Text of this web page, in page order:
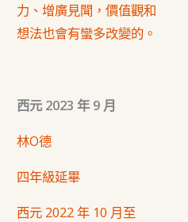
力、增廣見聞，價值觀和
想法也會有蠻多改變的。
西元 2023 年 9 月
林O德
四年級延畢
西元 2022 年 10 月至